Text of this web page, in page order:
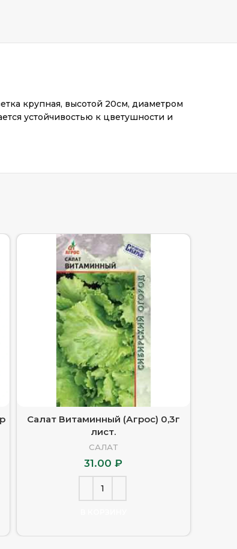
крупная, высотой 20см, диаметром
устойчивостью к цветушности и
Салат Витаминный (Агрос) 0,3г
лист.
САЛАТ
31.00₽